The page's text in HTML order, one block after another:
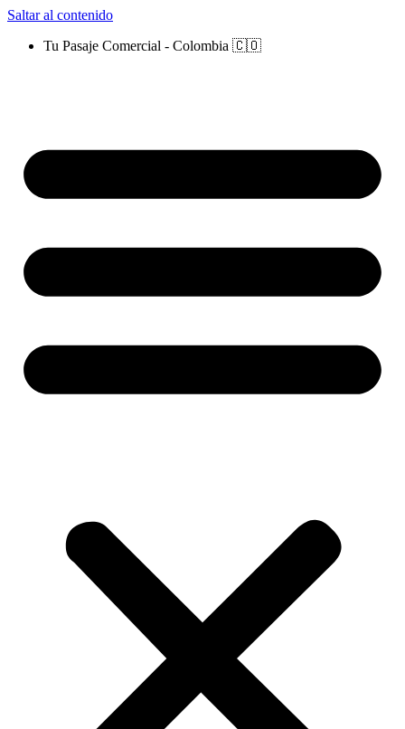
Saltar al contenido
Tu Pasaje Comercial - Colombia 🇨🇴